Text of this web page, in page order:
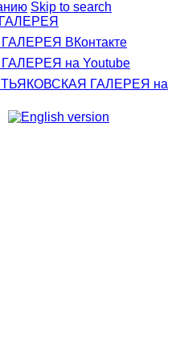
Skip to search